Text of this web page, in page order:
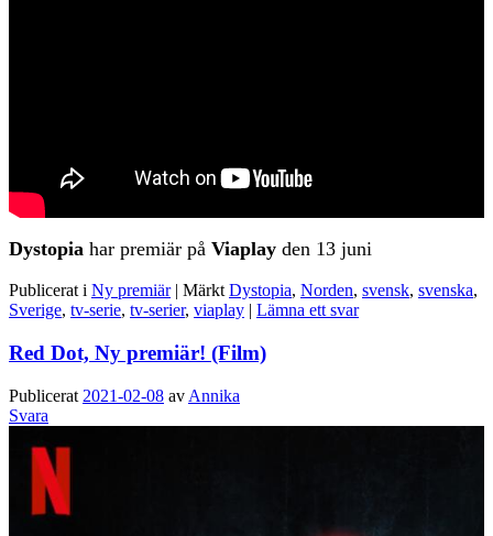
Dystopia har premiär på Viaplay den 13 juni
Publicerat i Ny premiär Märkt Dystopia, Norden, svensk, svenska,
Sverige, tv-serie, tv-serier, viaplay Lämna ett svar
Red Dot, Ny premiär! (Film)
Publicerat 2021-02-08 av Annika
Svara